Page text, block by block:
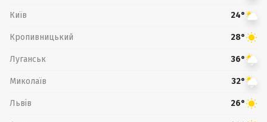
Київ 24°
Кропивницький 28°
Луганськ 36°
Миколаїв 32°
Львів 26°